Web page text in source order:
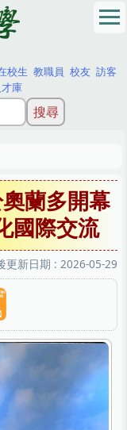
校生 教職員 校友 訪客
庫
蘭多開幕
國際交流
更新日期 : 2026-05-29